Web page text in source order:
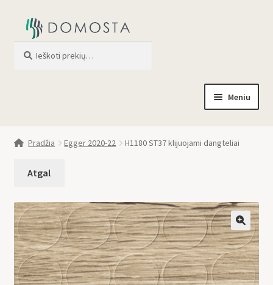
Meniu
Profilis
Pradžia Egger 2020-22 H1180 ST37 klijuojami dangteliai
🔍